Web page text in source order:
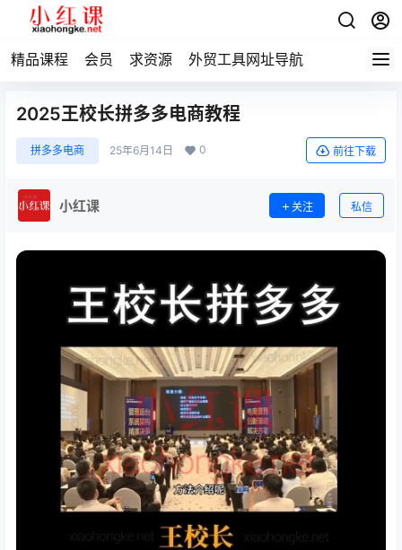
精品课程 会员 求资源 外贸工具网址导航
2025王校长拼多多电商教程
拼多多电商 25年6月14日 0 前往下载
小红课 关注 私信